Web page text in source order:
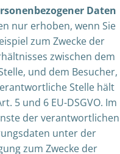
Daten
nur erhoben, wenn Sie
zum Zwecke der
zwischen dem
und dem Besucher,
Stelle hält
5 und 6 EU-DSGVO. Im
der verantwortlichen
unter der
zum Zwecke der